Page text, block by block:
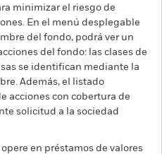
minimizar el riesgo de
En el menú desplegable
del fondo, podrá ver un
del fondo: las clases de
se identifican mediante la
Además, el listado
acciones con cobertura de
solicitud a la sociedad
en préstamos de valores